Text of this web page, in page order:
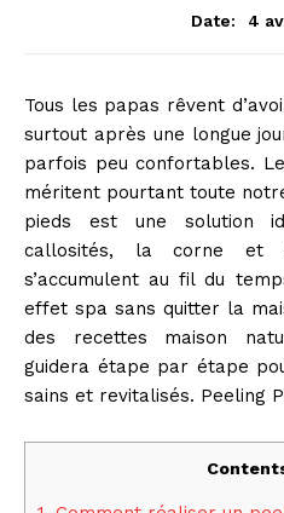
Date:
4
Tous les papas rêvent
surtout après une longue
parfois peu confortables.
méritent pourtant toute
pieds est une solution
callosités, la corne et
s’accumulent au fil du
effet spa sans quitter la
des recettes maison
guidera étape par étape
sains et revitalisés. Peeling